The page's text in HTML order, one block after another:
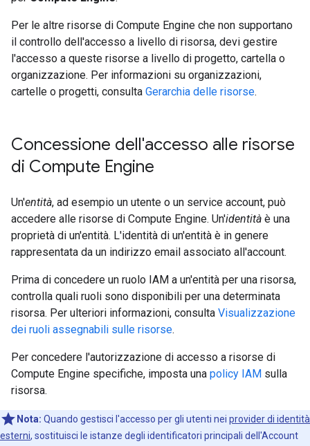
Per le altre risorse di Compute Engine che non supportano
il controllo dell'accesso a livello di risorsa, devi gestire
l'accesso a queste risorse a livello di progetto, cartella o
organizzazione. Per informazioni su organizzazioni,
cartelle o progetti, consulta Gerarchia delle risorse.
Concessione dell'accesso alle risorse
di Compute Engine
Un'entità, ad esempio un utente o un service account, può
accedere alle risorse di Compute Engine. Un'identità è una
proprietà di un'entità. L'identità di un'entità è in genere
rappresentata da un indirizzo email associato all'account.
Prima di concedere un ruolo IAM a un'entità per una risorsa,
controlla quali ruoli sono disponibili per una determinata
risorsa. Per ulteriori informazioni, consulta Visualizzazione
dei ruoli assegnabili sulle risorse.
Per concedere l'autorizzazione di accesso a risorse di
Compute Engine specifiche, imposta una policy IAM sulla
risorsa.
Nota: Quando gestisci l'accesso per gli utenti nei provider di identità
esterni, sostituisci le istanze degli identificatori principali dell'Account